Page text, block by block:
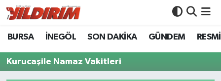
BURSA İNEGÖL SON DAKİKA GÜNDEM
Kurucaşile Namaz Vakitleri
BURSA
İNEGÖL
Bursa Nöbetçi Eczaneler
Bursa Hava Durumu